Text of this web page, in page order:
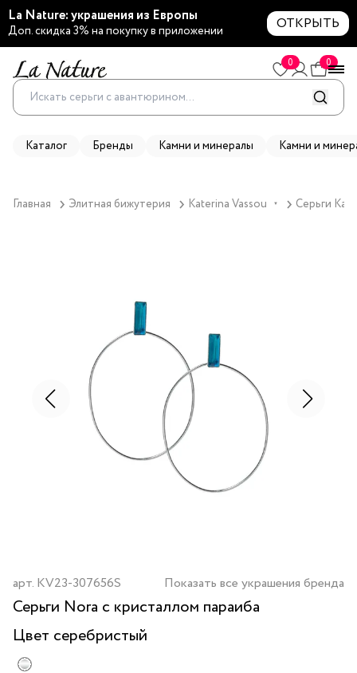
La Nature: украшения из Европы
Доп. скидка 3% на покупку в приложении ОТКРЫТЬ
0 0
Каталог Бренды Камни и минералы Камни и
Главная Элитная бижутерия Katerina Vassou ▼ Серьги
арт. KV23-307656S Показать все украшения бренда
Серьги Nora с кристаллом параиба
Цвет серебристый